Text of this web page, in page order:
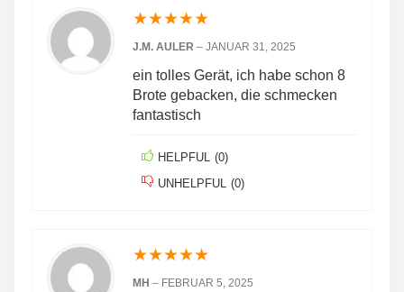
★★★★★
J.M. AULER – JANUAR 31, 2025
ein tolles Gerät, ich habe schon 8
Brote gebacken, die schmecken
fantastisch
HELPFUL (0)
UNHELPFUL
(0)
★★★★★
MH – FEBRUAR 5, 2025